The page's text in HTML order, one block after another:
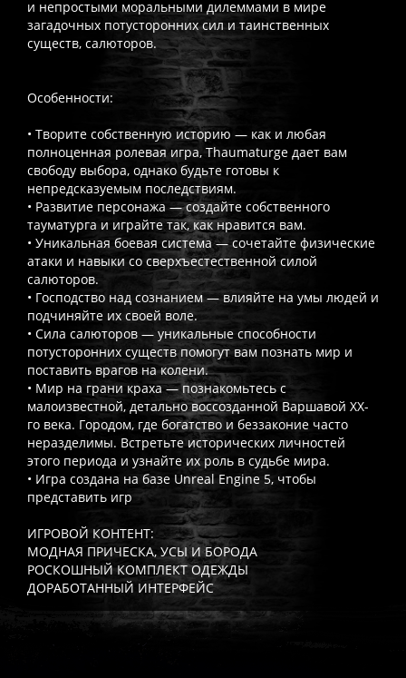
и непростыми моральными дилеммами в мире
загадочных потусторонних сил и таинственных
существ, салюторов.
Особенности:
• Творите собственную историю — как и любая
полноценная ролевая игра, Thaumaturge дает вам
свободу выбора, однако будьте готовы к
непредсказуемым последствиям.
• Развитие персонажа — создайте собственного
тауматурга и играйте так, как нравится вам.
• Уникальная боевая система — сочетайте физические
атаки и навыки со сверхъестественной силой
салюторов.
• Господство над сознанием — влияйте на умы людей и
подчиняйте их своей воле.
• Сила салюторов — уникальные способности
потусторонних существ помогут вам познать мир и
поставить врагов на колени.
• Мир на грани краха — познакомьтесь с
малоизвестной, детально воссозданной Варшавой XX-
го века. Городом, где богатство и беззаконие часто
неразделимы. Встретьте исторических личностей
этого периода и узнайте их роль в судьбе мира.
• Игра создана на базе Unreal Engine 5, чтобы
представить игр
ИГРОВОЙ КОНТЕНТ:
МОДНАЯ ПРИЧЕСКА, УСЫ И БОРОДА
РОСКОШНЫЙ КОМПЛЕКТ ОДЕЖДЫ
ДОРАБОТАННЫЙ ИНТЕРФЕЙС
Часто спрашивают